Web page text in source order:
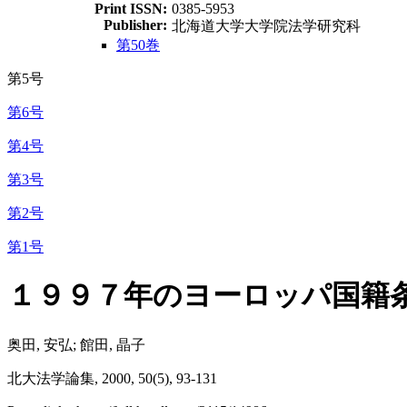
Print ISSN: 0385-5953
Publisher: 北海道大学大学院法学研究科
第50巻
第5号
第6号
第4号
第3号
第2号
第1号
１９９７年のヨーロッパ国籍
奥田, 安弘; 館田, 晶子
北大法学論集, 2000, 50(5), 93-131